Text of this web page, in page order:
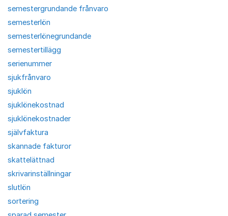
semestergrundande frånvaro
semesterlön
semesterlönegrundande
semestertillägg
serienummer
sjukfrånvaro
sjuklön
sjuklönekostnad
sjuklönekostnader
självfaktura
skannade fakturor
skattelättnad
skrivarinställningar
slutlön
sortering